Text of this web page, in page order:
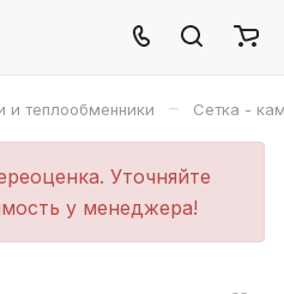
и теплообменники – Сетка -
Уточняйте
у менеджера!